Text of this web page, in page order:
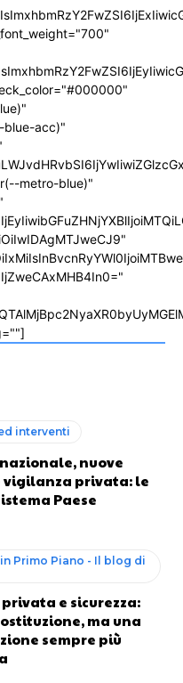
blue-acc)"
metro-blue)"
interventi
nuove
vigilanza privata: le
Paese
Primo Piano - Il blog di
e sicurezza:
ma una
sempre più